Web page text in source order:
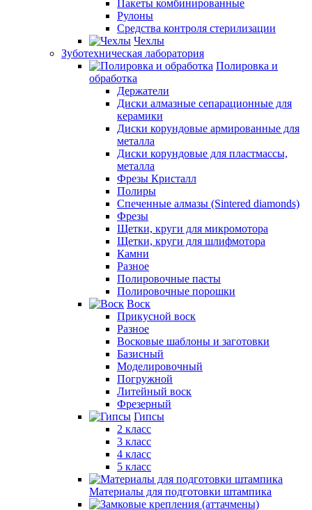
Пакеты комбинированные
Рулоны
Средства контроля стерилизации
Чехлы
Зуботехническая лаборатория
Полировка и
обработка
Держатели
Диски алмазные сепарационные для
керамики
Диски корундовые армированные для
металла
Диски корундовые для пластмассы,
металла
Фрезы Кристалл
Полиры
Спеченные алмазы (Sintered diamonds)
Фрезы
Щетки, круги для микромотора
Щетки, круги для шлифмотора
Камни
Разное
Полировочные пасты
Полировочные порошки
Воск
Прикусной воск
Разное
Восковые шаблоны и заготовки
Базисный
Моделировочный
Погружной
Литейный воск
Фрезерный
Гипсы
2 класс
3 класс
4 класс
5 класс
Материалы для подготовки штампика